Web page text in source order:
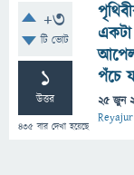
+3
টি ভোট
1
উত্তর
435 বার দেখা হয়েছে
একটা
পঁচে
25 জুন